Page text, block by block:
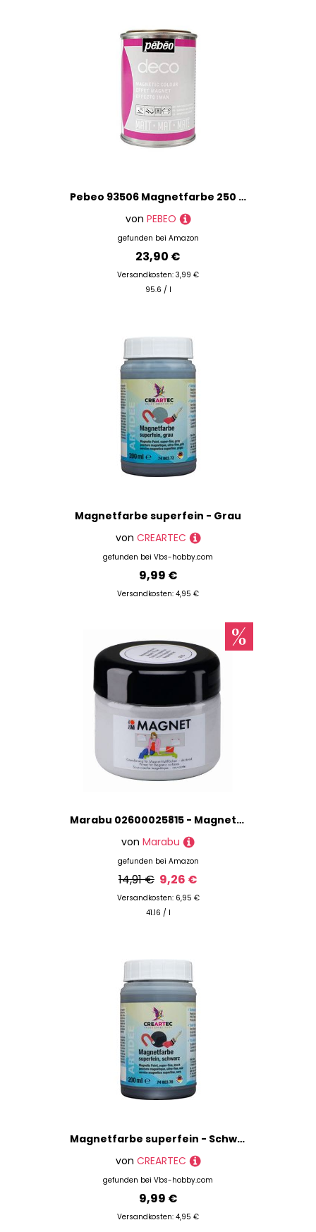
Pebeo 93506 Magnetfarbe 250 ml Metalldose, Orange
von PEBEO
gefunden bei Amazon
23,90 €
Versandkosten: 3,99 €
95.6 / l
Magnetfarbe superfein - Grau
von CREARTEC
gefunden bei Vbs-hobby.com
9,99 €
Versandkosten: 4,95 €
Marabu 02600025815 - Magnetfarbe 225 ml, Acrylgrundierung für magnetische Flächen, nach Trocknung übermalbar, wasserfest und lichtecht, 3 - 4 Schichten kreuzweise auftragen für bessere Magnetkraft
von Marabu
gefunden bei Amazon
14,91 € 9,26 €
Versandkosten: 6,95 €
41.16 / l
Magnetfarbe superfein - Schwarz
von CREARTEC
gefunden bei Vbs-hobby.com
9,99 €
Versandkosten: 4,95 €